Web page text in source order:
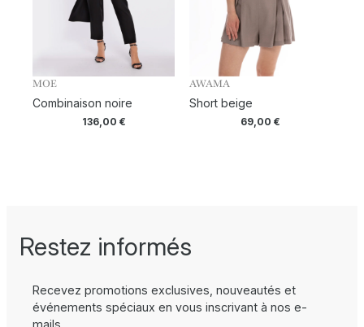
MOE
Combinaison noire
136,00 €
AWAMA
Short beige
69,00 €
Restez informés
Recevez promotions exclusives, nouveautés et
événements spéciaux en vous inscrivant à nos e-